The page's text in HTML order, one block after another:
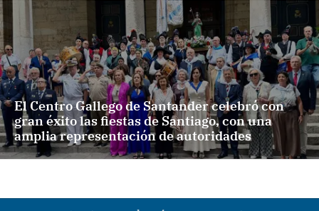
El Centro Gallego de Santander celebró con
gran éxito las fiestas de Santiago, con una
amplia representación de autoridades